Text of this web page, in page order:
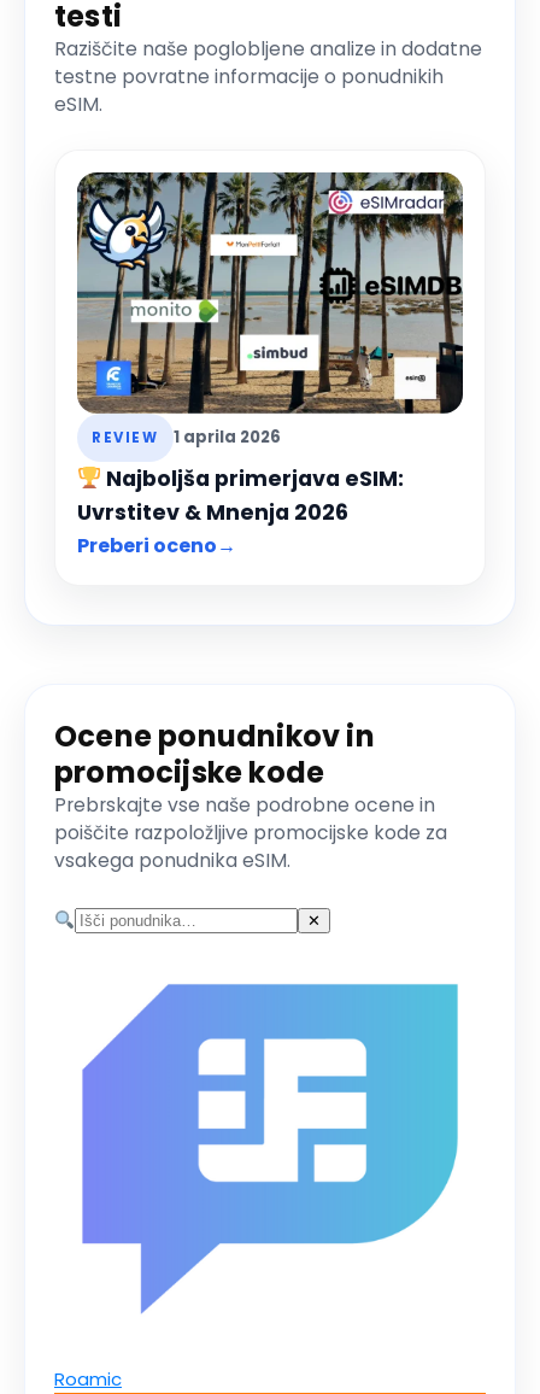
testi
Raziščite naše poglobljene analize in dodatne
testne povratne informacije o ponudnikih
eSIM.
REVIEW 1 aprila 2026
Najboljša primerjava eSIM:
Uvrstitev & Mnenja 2026
Preberi oceno→
Ocene ponudnikov in
promocijske kode
Prebrskajte vse naše podrobne ocene in
poiščite razpoložljive promocijske kode za
vsakega ponudnika eSIM.
✕
Roamic